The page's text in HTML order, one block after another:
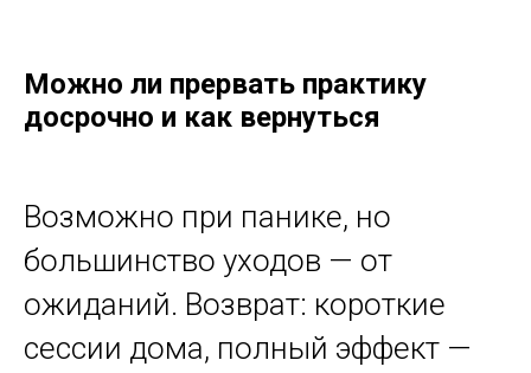
Можно ли прервать практику
досрочно и как вернуться
Возможно при панике, но
большинство уходов — от
ожиданий. Возврат: короткие
сессии дома, полный эффект —